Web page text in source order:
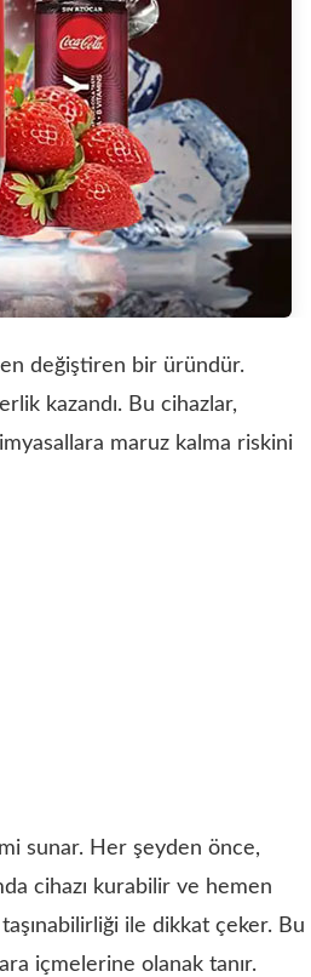
değiştiren bir üründür.
kazandı. Bu cihazlar,
maruz kalma riskini
sunar. Her şeyden önce,
cihazı kurabilir ve hemen
ile dikkat çeker. Bu
içmelerine olanak tanır.